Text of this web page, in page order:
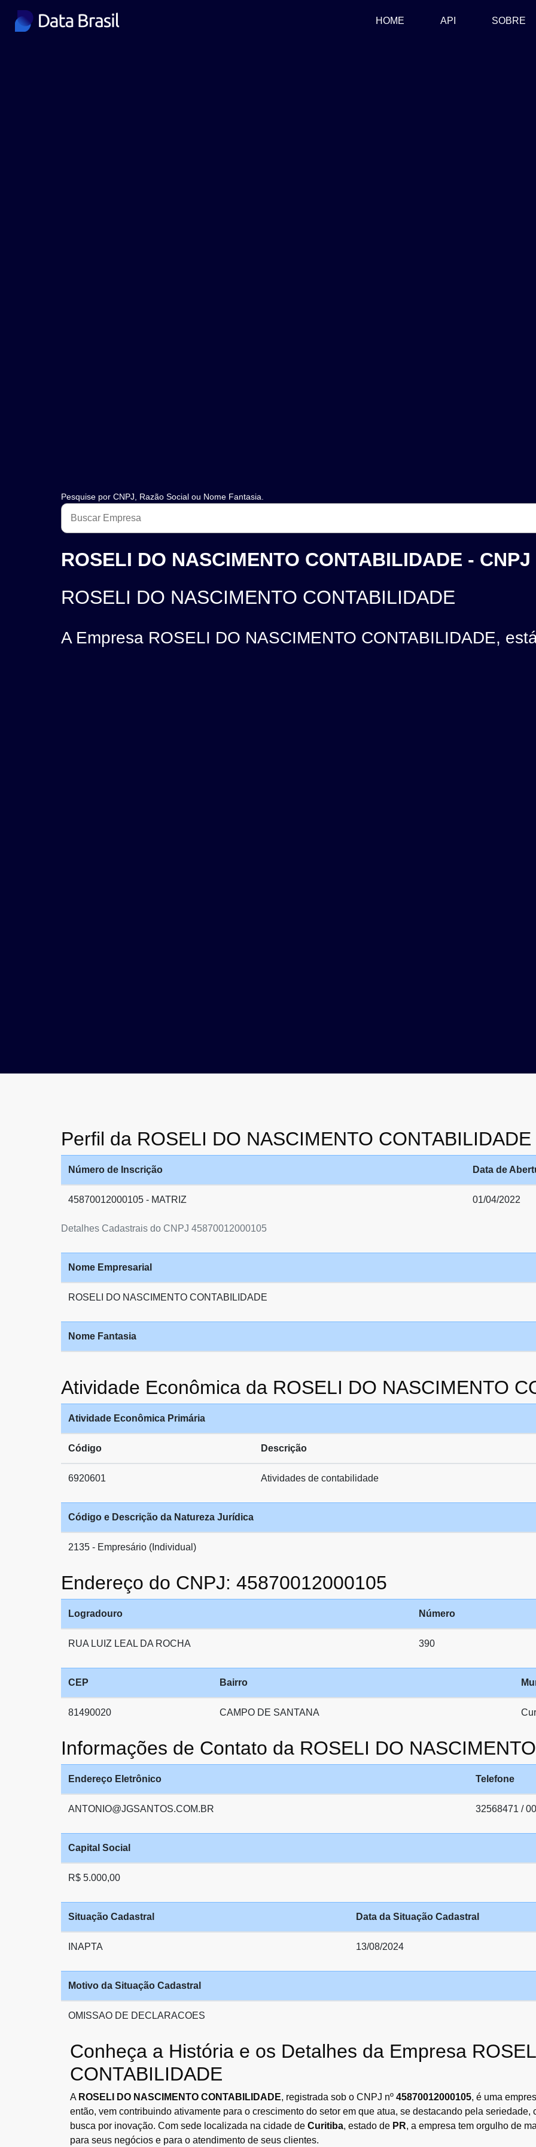
HOME (CURRENT)
API SOBRE
Pesquise por CNPJ, Razão Social ou Nome Fantasia.
ROSELI DO NASCIMENTO CONTABILIDADE -
ROSELI DO NASCIMENTO CONTABILIDADE
A Empresa ROSELI DO NASCIMENTO CONTABILIDADE,
Perfil da ROSELI DO NASCIMENTO CONTABILIDADE
Detalhes Cadastrais do CNPJ 45870012000105
Número de Inscrição Data de
45870012000105 - MATRIZ 01/04/2022
Nome Empresarial
ROSELI DO NASCIMENTO CONTABILIDADE
Nome Fantasia
Atividade Econômica da ROSELI DO NASCIMENTO
Atividade Econômica Primária
Código Descrição
6920601 Atividades de contabilidade
Código e Descrição da Natureza Jurídica
2135 - Empresário (Individual)
Endereço do CNPJ: 45870012000105
Logradouro Número
RUA LUIZ LEAL DA ROCHA 390
CEP Bairro
81490020 CAMPO DE SANTANA
Informações de Contato da ROSELI DO
Endereço Eletrônico Telefone
ANTONIO@JGSANTOS.COM.BR 32568471 /
Capital Social
R$ 5.000,00
Situação Cadastral Data da Situação Cadastral
INAPTA 13/08/2024
Motivo da Situação Cadastral
OMISSAO DE DECLARACOES
Conheça a História e os Detalhes da Empresa
CONTABILIDADE
A ROSELI DO NASCIMENTO CONTABILIDADE, registrada sob o CNPJ nº 45870012000105, é uma
então, vem contribuindo ativamente para o crescimento do setor em que atua, se destacando pela
busca por inovação. Com sede localizada na cidade de Curitiba, estado de PR, a empresa tem orgulho de
para seus negócios e para o atendimento de seus clientes.